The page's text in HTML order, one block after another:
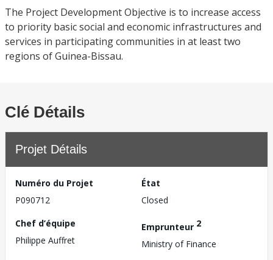
The Project Development Objective is to increase access
to priority basic social and economic infrastructures and
services in participating communities in at least two
regions of Guinea-Bissau.
Clé Détails
Projet Détails
Numéro du Projet
P090712
État
Closed
Chef d’équipe
Philippe Auffret
Emprunteur 2
Ministry of Finance